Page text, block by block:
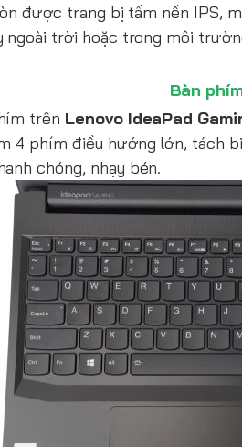
được trang bị tấm nền IPS,
ngoài trời hoặc trong môi
Bàn
trên Lenovo IdeaPad
4 phím điều hướng lớn, tách
chóng, nhạy bén.